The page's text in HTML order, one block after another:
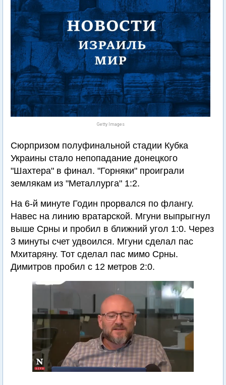
Getty Images
Сюрпризом полуфинальной стадии Кубка
Украины стало непопадание донецкого
"Шахтера" в финал. "Горняки" проиграли
землякам из "Металлурга" 1:2.
На 6-й минуте Годин прорвался по флангу.
Навес на линию вратарской. Мгуни выпрыгнул
выше Срны и пробил в ближний угол 1:0. Через
3 минуты счет удвоился. Мгуни сделал пас
Мхитаряну. Тот сделал пас мимо Срны.
Димитров пробил с 12 метров 2:0.